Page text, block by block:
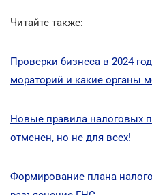
Читайте также:
Проверки бизнеса в 2024
мораторий и какие органы
Новые правила налоговых
отменен, но не для всех!
Формирование плана